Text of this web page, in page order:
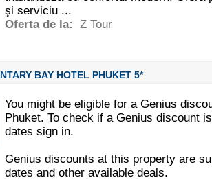
şi serviciu ...
Oferta de la:
Z Tour
BAY HOTEL PHUKET 5*
You might be eligible for a Genius
Phuket. To check if a Genius discount
dates sign in.
Genius discounts at this property are
dates and other available deals.